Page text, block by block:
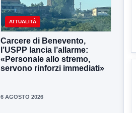
ATTUALITÀ
Carcere di Benevento,
l’USPP lancia l’allarme:
«Personale allo stremo,
servono rinforzi immediati»
6 AGOSTO 2026